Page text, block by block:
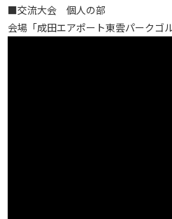
■交流大会 個人の部
会場「成田エアポート東雲パークゴ